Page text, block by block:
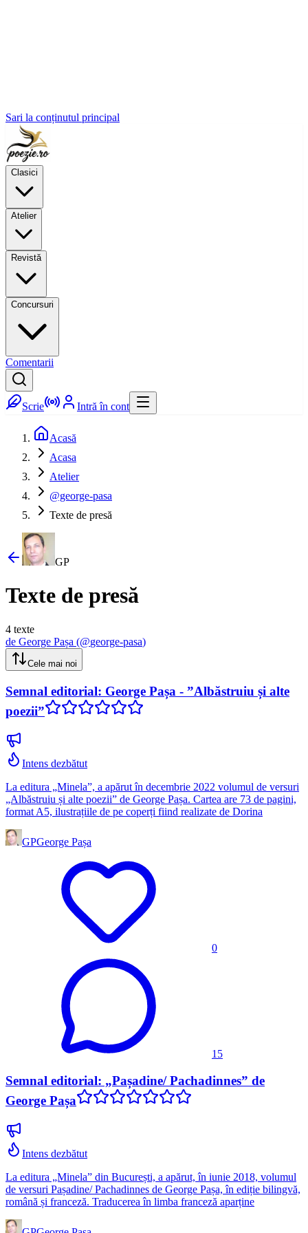
Sari la conținutul principal
Clasici
Atelier
Revistă
Concursuri
Comentarii
Scrie Intră în cont
Acasă
Acasa
Atelier
@george-pasa
Texte de presă
GP
Texte de presă
4 texte
de George Pașa (@george-pasa)
Cele mai noi
Semnal editorial: George Pașa - ”Albăstruiu și alte
poezii”
Intens dezbătut
La editura „Minela”, a apărut în decembrie 2022 volumul de versuri
„Albăstruiu și alte poezii” de George Pașa. Cartea are 73 de pagini,
format A5, ilustrațiile de pe coperți fiind realizate de Dorina
GPGeorge Pașa
0
15
Semnal editorial: „Pașadine/ Pachadinnes” de
George Pașa
Intens dezbătut
La editura „Minela” din București, a apărut, în iunie 2018, volumul
de versuri Pașadine/ Pachadinnes de George Pașa, în ediție bilingvă,
română și franceză. Traducerea în limba franceză aparține